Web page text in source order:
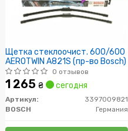
Щетка стеклоочист. 600/600
AEROTWIN A821S (пр-во Bosch)
0 отзывов
1 265 ₴ сегодня
Артикул:
3397009821
BOSCH
Германия